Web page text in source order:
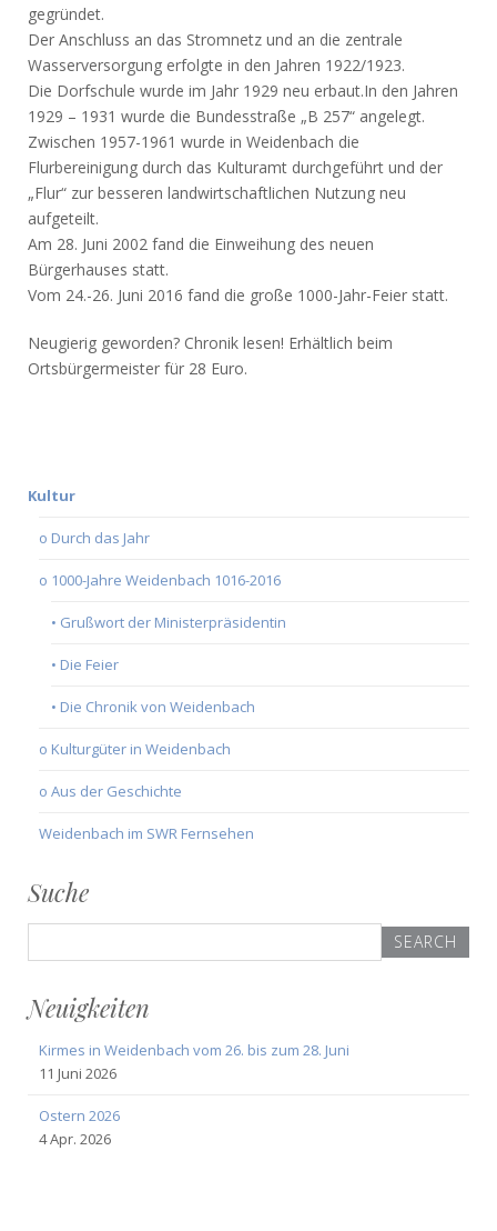
gegründet.
Der Anschluss an das Stromnetz und an die zentrale
Wasserversorgung erfolgte in den Jahren 1922/1923.
Die Dorfschule wurde im Jahr 1929 neu erbaut.In den Jahren
1929 – 1931 wurde die Bundesstraße „B 257“ angelegt.
Zwischen 1957-1961 wurde in Weidenbach die
Flurbereinigung durch das Kulturamt durchgeführt und der
„Flur“ zur besseren landwirtschaftlichen Nutzung neu
aufgeteilt.
Am 28. Juni 2002 fand die Einweihung des neuen
Bürgerhauses statt.
Vom 24.-26. Juni 2016 fand die große 1000-Jahr-Feier statt.
Neugierig geworden? Chronik lesen! Erhältlich beim
Ortsbürgermeister für 28 Euro.
Kultur
o Durch das Jahr
o 1000-Jahre Weidenbach 1016-2016
• Grußwort der Ministerpräsidentin
• Die Feier
• Die Chronik von Weidenbach
o Kulturgüter in Weidenbach
o Aus der Geschichte
Weidenbach im SWR Fernsehen
Suche
for:
Neuigkeiten
Kirmes in Weidenbach vom 26. bis zum 28. Juni
11 Juni 2026
Ostern 2026
4 Apr. 2026